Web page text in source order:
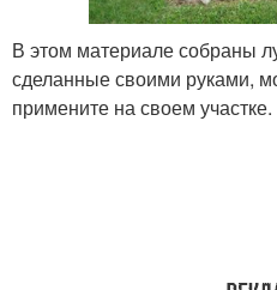
В этом материале собраны
сделанные своими руками,
примените на своем участке.